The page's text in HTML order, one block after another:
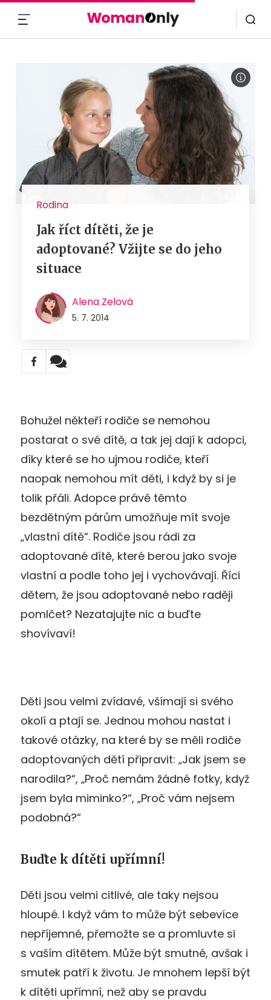
Rodina
Jak říct dítěti, že je
adoptované? Vžijte se do jeho
situace
Alena Zelová
5. 7. 2014
Bohužel někteří rodiče se nemohou
postarat o své dítě, a tak jej dají k adopci,
díky které se ho ujmou rodiče, kteří
naopak nemohou mít děti, i když by si je
tolik přáli. Adopce právě těmto
bezdětným párům umožňuje mít svoje
„vlastní dítě“. Rodiče jsou rádi za
adoptované dítě, které berou jako svoje
vlastní a podle toho jej i vychovávají. Říci
dětem, že jsou adoptované nebo raději
pomlčet? Nezatajujte nic a buďte
shovívaví!
Děti jsou velmi zvídavé, všímají si svého
okolí a ptají se. Jednou mohou nastat i
takové otázky, na které by se měli rodiče
adoptovaných dětí připravit: „Jak jsem se
narodila?“, „Proč nemám žádné fotky, když
jsem byla miminko?“, „Proč vám nejsem
podobná?“
Buďte k dítěti upřímní!
Děti jsou velmi citlivé, ale taky nejsou
hloupé. I když vám to může být sebevíce
nepříjemné, přemožte se a promluvte si
s vaším dítětem. Může být smutné, avšak i
smutek patří k životu. Je mnohem lepší být
k dítěti upřímní, než aby se pravdu